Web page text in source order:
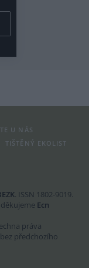
U NÁS
TIŠTĚNÝ EKOLIST
. ISSN 1802-9019.
děkujeme Ecn
práva
předchozího